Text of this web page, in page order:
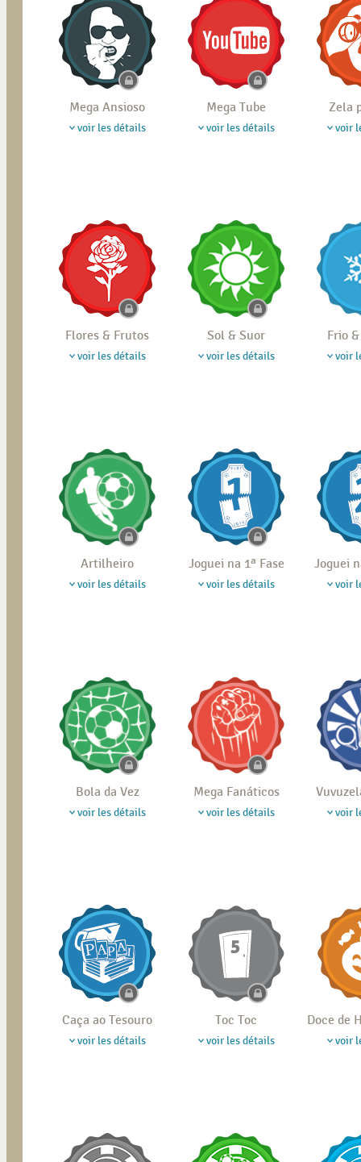
Mega Ansioso
voir les détails
Mega Tube
voir les détails
Zela
voir
Flores & Frutos
voir les détails
Sol & Suor
voir les détails
Frio
voir
Artilheiro
voir les détails
Joguei na 1ª Fase
voir les détails
Joguei
voir
Bola da Vez
voir les détails
Mega Fanáticos
voir les détails voir
Caça ao Tesouro
voir les détails
Toc Toc
voir les détails
Doce de
voir